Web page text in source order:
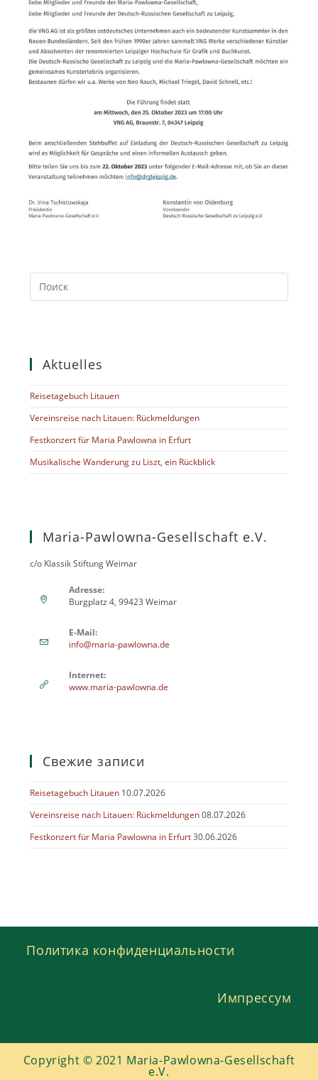
Aktuelles
Reisetagebuch Litauen
Vereinsreise nach Litauen: Rückmeldungen
Festkonzert für Maria Pawlowna in Erfurt
Musikalische Wanderung zu Liszt, ein Rückblick
Maria-Pawlowna-Gesellschaft e.V.
c/o Klassik Stiftung Weimar
Adresse:
Burgplatz 4, 99423 Weimar
E-Mail:
info@maria-pawlowna.de
Internet:
www.maria-pawlowna.de
Свежие записи
Reisetagebuch Litauen 10.07.2026
Vereinsreise nach Litauen: Rückmeldungen 08.07.2026
Festkonzert für Maria Pawlowna in Erfurt 30.06.2026
Политика конфиденциальности
Импрессум
Copyright © 2021 Maria-Pawlowna-Gesellschaft
e.V.